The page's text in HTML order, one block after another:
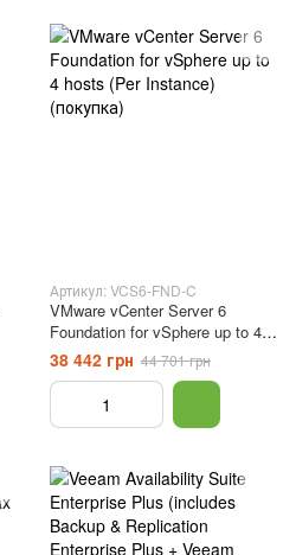
Артикул: VCS6-FND-C
VMware vCenter Server 6
Foundation for vSphere up to 4
hosts (Per Instance) (покупка)
38 442 грн 44 701 грн